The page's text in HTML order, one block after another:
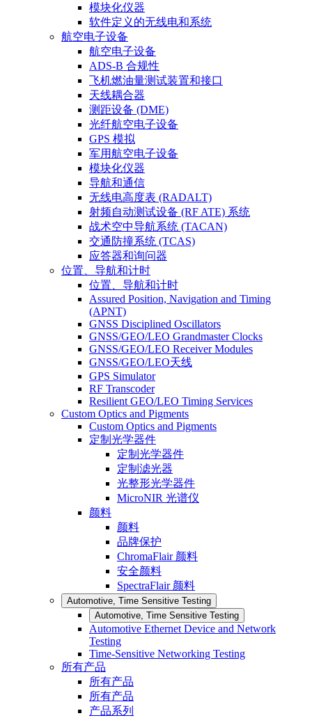
模块化仪器
软件定义的无线电和系统
航空电子设备
航空电子设备
ADS-B 合规性
飞机燃油量测试装置和接口
天线耦合器
测距设备 (DME)
光纤航空电子设备
GPS 模拟
军用航空电子设备
模块化仪器
导航和通信
无线电高度表 (RADALT)
射频自动测试设备 (RF ATE) 系统
战术空中导航系统 (TACAN)
交通防撞系统 (TCAS)
应答器和询问器
位置、导航和计时
位置、导航和计时
Assured Position, Navigation and Timing
(APNT)
GNSS Disciplined Oscillators
GNSS/GEO/LEO Grandmaster Clocks
GNSS/GEO/LEO Receiver Modules
GNSS/GEO/LEO天线
GPS Simulator
RF Transcoder
Resilient GEO/LEO Timing Services
Custom Optics and Pigments
Custom Optics and Pigments
定制光学器件
定制光学器件
定制滤光器
光整形光学器件
MicroNIR 光谱仪
颜料
颜料
品牌保护
ChromaFlair 颜料
安全颜料
SpectraFlair 颜料
Automotive, Time Sensitive Testing
Automotive, Time Sensitive Testing
Automotive Ethernet Device and Network
Testing
Time-Sensitive Networking Testing
所有产品
所有产品
所有产品
产品系列